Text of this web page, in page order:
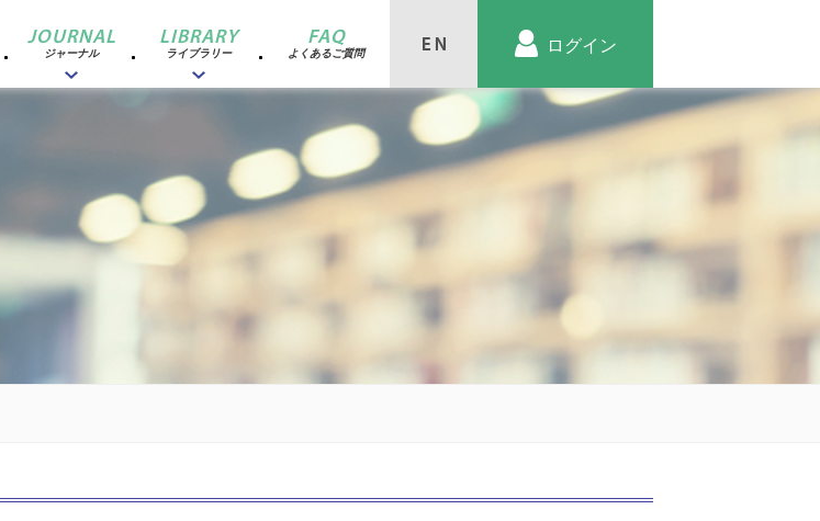
ログイン
JOURNAL
ジャーナル
LIBRARY
ライブラリー
FAQ
よくあるご質問